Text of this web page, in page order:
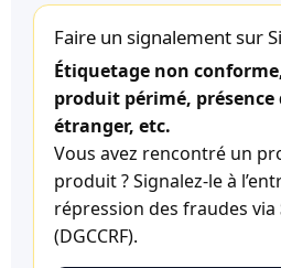
Faire un signalement sur
Étiquetage non
produit périmé, présence
étranger, etc.
Vous avez rencontré un
produit ? Signalez-le à
répression des fraudes via
(DGCCRF).